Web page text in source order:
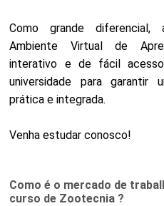
Como grande diferencial,
Ambiente Virtual de
interativo e de fácil
universidade para garantir
prática e integrada.
Venha estudar conosco!
Como é o mercado de
curso de Zootecnia ?